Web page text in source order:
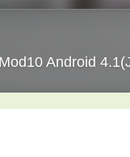
Android